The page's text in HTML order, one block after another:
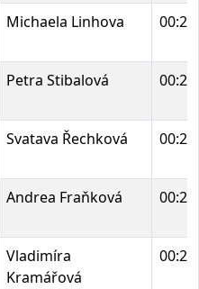
Michaela Linhova
Petra Stibalová
Svatava Řechková
Andrea Fraňková
Vladimíra
Kramářová